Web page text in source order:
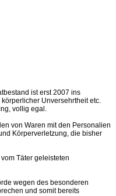
ist erst 2007 ins
Unversehrtheit etc.
vollig egal.
von Waren mit den Personalien
Körperverletzung, die bisher
Täter geleisteten
wegen des besonderen
und somit bereits